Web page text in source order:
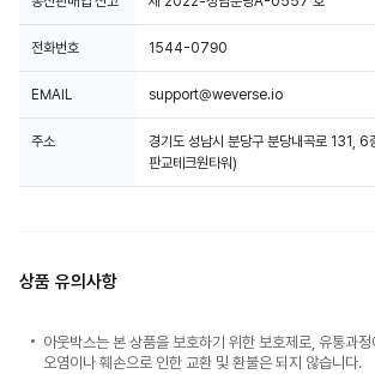
전화번호 1544-0790
EMAIL support@weverse.io
주소
경기도 성남시 분당구 분당내곡로 131, 6
판교테크원타워)
상품 유의사항
아웃박스는 본 상품을 보호하기 위한 보호제로, 유통과
오염이나 훼손으로 인한 교환 및 환불은 되지 않습니다.